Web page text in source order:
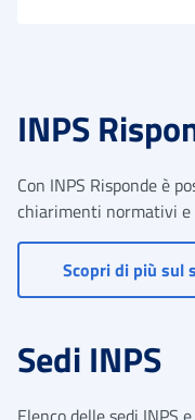
INPS
Con INPS Risponde è
chiarimenti normativi
Scopri di più sul
Sedi INPS